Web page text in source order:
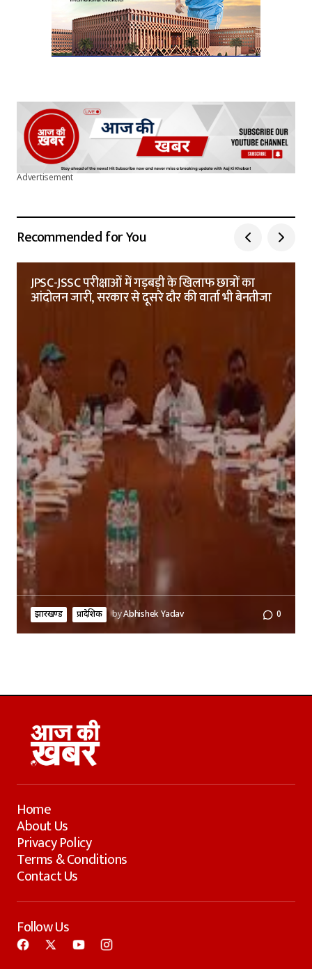
Advertisement
Recommended for You
JPSC-JSSC परीक्षाओं में गड़बड़ी के खिलाफ छात्रों का
आंदोलन जारी, सरकार से दूसरे दौर की वार्ता भी बेनतीजा
झारखण्ड प्रादेशिक byAbhishek Yadav 0
Home
About Us
Privacy Policy
Terms & Conditions
Contact Us
Follow Us